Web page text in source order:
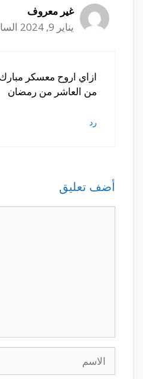
غير معروف
يناير 9, 2024 الساعة 9:41 م
من العاشر من رمضان
رد
أضف تعليق
الاسم